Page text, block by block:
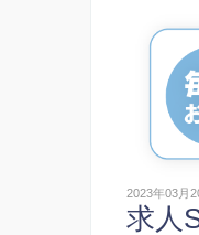
2023年03月
求人